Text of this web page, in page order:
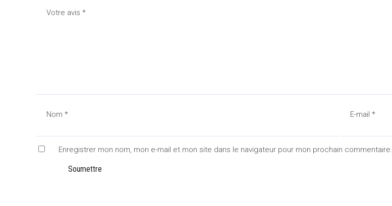
Votre avis *
Nom * E-mail *
Enregistrer mon nom, mon e-mail et mon site dans le navigateur pour mon prochain commentaire.